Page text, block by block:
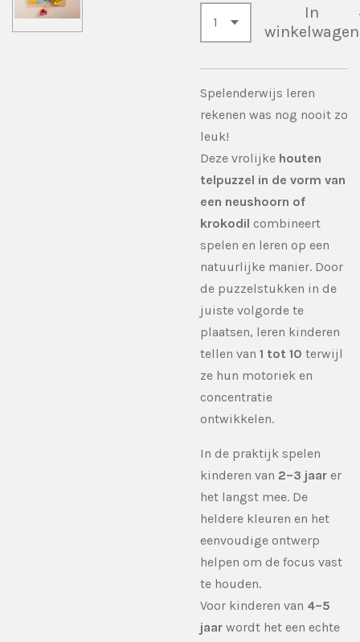
In
winkelwagen
Spelenderwijs leren
rekenen was nog nooit zo
leuk!
Deze vrolijke houten
telpuzzel in de vorm van
een neushoorn of
krokodil combineert
spelen en leren op een
natuurlijke manier. Door
de puzzelstukken in de
juiste volgorde te
plaatsen, leren kinderen
tellen van 1 tot 10 terwijl
ze hun motoriek en
concentratie
ontwikkelen.
In de praktijk spelen
kinderen van 2–3 jaar er
het langst mee. De
heldere kleuren en het
eenvoudige ontwerp
helpen om de focus vast
te houden.
Voor kinderen van 4–5
jaar wordt het een echte